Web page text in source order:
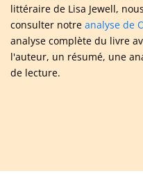
littéraire de Lisa Jewell,
consulter notre analyse de
analyse complète du livre
l'auteur, un résumé, une
de lecture.